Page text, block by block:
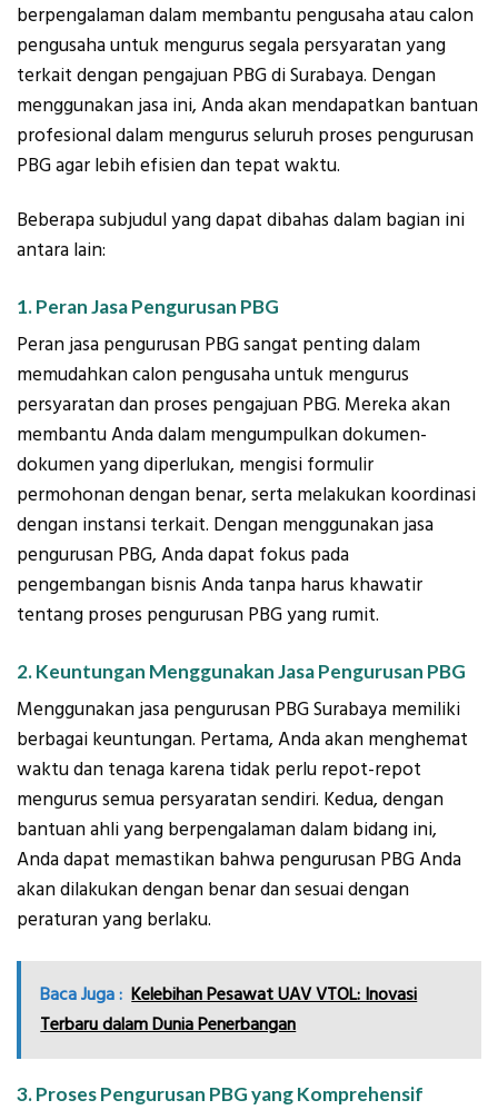
berpengalaman dalam membantu pengusaha atau calon
pengusaha untuk mengurus segala persyaratan yang
terkait dengan pengajuan PBG di Surabaya. Dengan
menggunakan jasa ini, Anda akan mendapatkan bantuan
profesional dalam mengurus seluruh proses pengurusan
PBG agar lebih efisien dan tepat waktu.
Beberapa subjudul yang dapat dibahas dalam bagian ini
antara lain:
1. Peran Jasa Pengurusan PBG
Peran jasa pengurusan PBG sangat penting dalam
memudahkan calon pengusaha untuk mengurus
persyaratan dan proses pengajuan PBG. Mereka akan
membantu Anda dalam mengumpulkan dokumen-
dokumen yang diperlukan, mengisi formulir
permohonan dengan benar, serta melakukan koordinasi
dengan instansi terkait. Dengan menggunakan jasa
pengurusan PBG, Anda dapat fokus pada
pengembangan bisnis Anda tanpa harus khawatir
tentang proses pengurusan PBG yang rumit.
2. Keuntungan Menggunakan Jasa Pengurusan PBG
Menggunakan jasa pengurusan PBG Surabaya memiliki
berbagai keuntungan. Pertama, Anda akan menghemat
waktu dan tenaga karena tidak perlu repot-repot
mengurus semua persyaratan sendiri. Kedua, dengan
bantuan ahli yang berpengalaman dalam bidang ini,
Anda dapat memastikan bahwa pengurusan PBG Anda
akan dilakukan dengan benar dan sesuai dengan
peraturan yang berlaku.
Baca Juga : Kelebihan Pesawat UAV VTOL: Inovasi
Terbaru dalam Dunia Penerbangan
3. Proses Pengurusan PBG yang Komprehensif